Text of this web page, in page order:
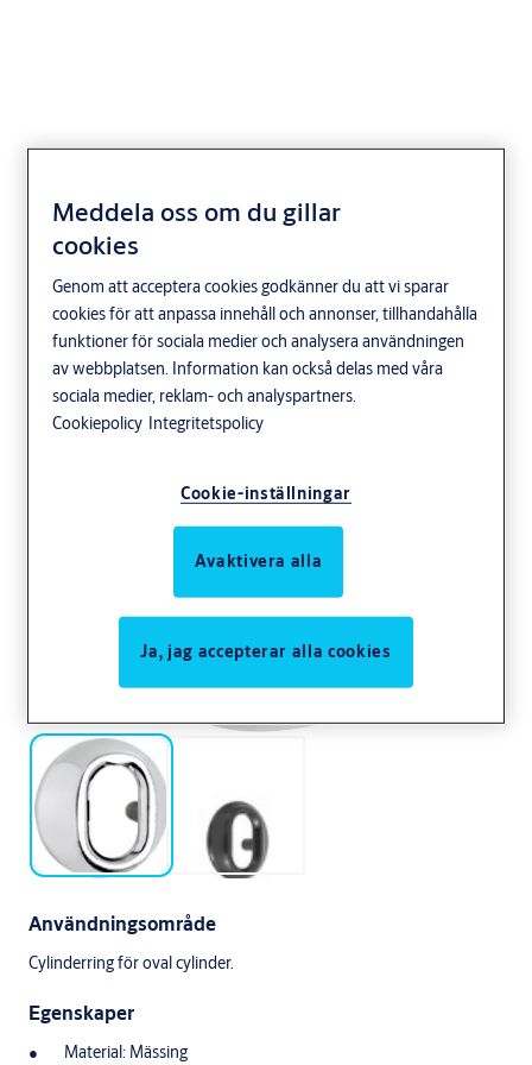
Användningsområde
Cylinderring för oval cylinder.
Egenskaper
Material: Mässing
Meddela oss om du gillar
cookies
Genom att acceptera cookies godkänner du att vi sparar
cookies för att anpassa innehåll och annonser, tillhandahålla
funktioner för sociala medier och analysera användningen
av webbplatsen. Information kan också delas med våra
sociala medier, reklam- och analyspartners.
Cookiepolicy Integritetspolicy
Cookie-inställningar
Avaktivera alla
Ja, jag accepterar alla cookies